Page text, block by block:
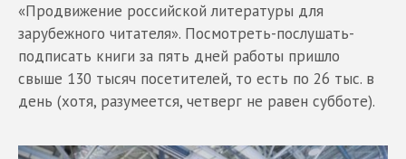
«Продвижение российской литературы для
зарубежного читателя». Посмотреть-послушать-
подписать книги за пять дней работы пришло
свыше 130 тысяч посетителей, то есть по 26 тыс. в
день (хотя, разумеется, четверг не равен субботе).